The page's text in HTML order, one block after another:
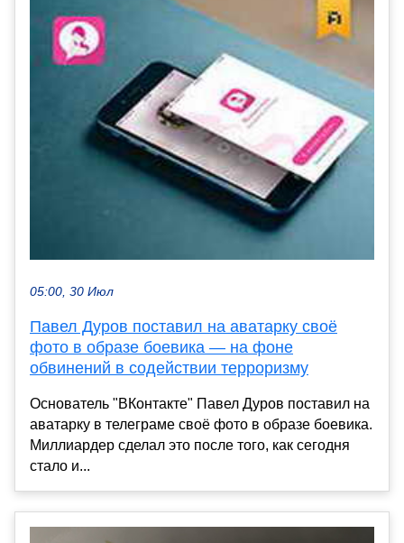
05:00, 30 Июл
Павел Дуров поставил на аватарку своё
фото в образе боевика — на фоне
обвинений в содействии терроризму
Основатель "ВКонтакте" Павел Дуров поставил на
аватарку в телеграме своё фото в образе боевика.
Миллиардер сделал это после того, как сегодня
стало и...